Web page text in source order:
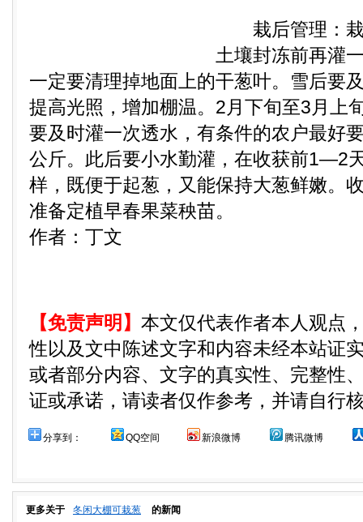
栽后管理：栽
土壤封冻前再灌
一定要清理掉地面上的干葱叶。雪后要
提高光照，增加棚温。2月下旬至3月上
要及时灌一次透水，有条件的农户最好
公斤。此后要小水勤灌，在收获前1—2
样，既便于起葱，又能保持大葱鲜嫩。
准备定植早春果菜秧苗。
作者：丁文
【免责声明】 本文仅代表作者本人观点
性以及文中陈述文字和内容未经本站证
或者部分内容、文字的真实性、完整性
证或承诺，请读者仅作参考，并请自行
分享到： QQ空间 新浪微博 腾讯微博
更多关于 冬闲大棚可栽葱 的新闻